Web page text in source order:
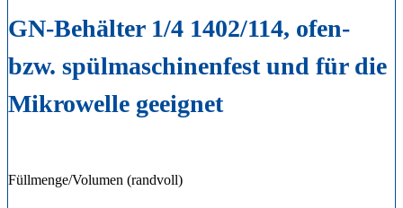
GN-Behälter 1/4 1402/114, ofen-
bzw. spülmaschinenfest und für die
Mikrowelle geeignet
Füllmenge/Volumen (randvoll)